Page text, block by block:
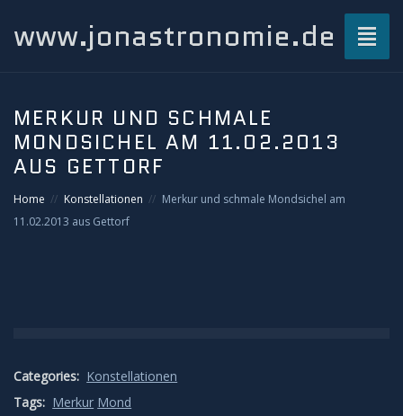
www.jonastronomie.de
Beiträge
Atmosphärisches und Naturphänomene
Kondensstreifenschatten
MERKUR UND SCHMALE
MONDSICHEL AM 11.02.2013
AUS GETTORF
Home Konstellationen
Merkur und schmale Mondsichel am
11.02.2013 aus Gettorf
Categories: Konstellationen
Tags: Merkur Mond